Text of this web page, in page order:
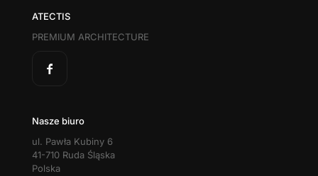
ATECTIS
PREMIUM ARCHITECTURE
Nasze biuro
ul. Pawła Kubiny 6
41-710 Ruda Śląska
Polska